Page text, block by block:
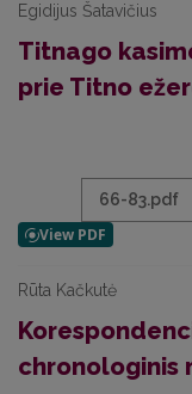
Egidijus Šatavičius
Titnago
prie Titno
66-83.pdf
Rūta Kačkutė
chronologinis